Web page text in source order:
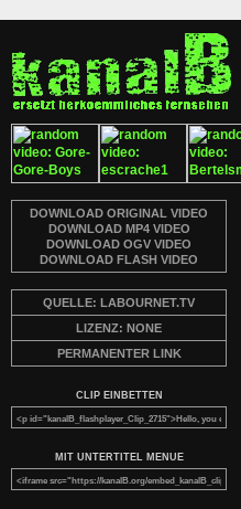
DOWNLOAD ORIGINAL VIDEO
DOWNLOAD MP4 VIDEO
DOWNLOAD OGV VIDEO
DOWNLOAD FLASH VIDEO
QUELLE: LABOURNET.TV
LIZENZ: NONE
PERMANENTER LINK
CLIP EINBETTEN
MIT UNTERTITEL MENUE